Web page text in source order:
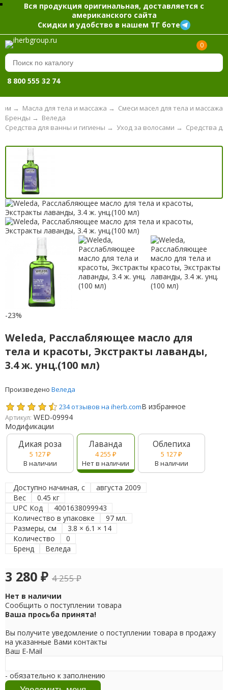
Вся продукция оригинальная, доставляется с
американского сайта
Скидки и удобство в нашем ТГ боте
0
8 800 555 32 74
→ Масла для тела и массажа → Смеси масел для тела и массажа
Веледа
Бренды →
Средства
Уход за волосами →
Средства для ванны и гигиены →
-23%
Weleda, Расслабляющее масло для
тела и красоты, Экстракты лаванды,
3.4 ж. унц.(100 мл)
Произведено Веледа
234 отзывов на iherb.comВ избранное
Артикул: WED-09994
Модификации
Дикая роза
5 127₽
В наличии
Лаванда
4 255 ₽
Нет в наличии
Облепиха
5 127₽
В наличии
Доступно начиная, с
августа 2009
Вес
0.45 кг
UPC Код
4001638099943
Количество в упаковке
97 мл.
Размеры, см
3.8 × 6.1 × 14
Количество
0
Бренд
Веледа
3 280 ₽ 4 255₽
Нет в наличии
Сообщить о поступлении товара
Ваша просьба принята!
Вы получите уведомление о поступлении товара в продажу
на указанные Вами контакты
Ваш E-Mail
- обязательно к заполнению